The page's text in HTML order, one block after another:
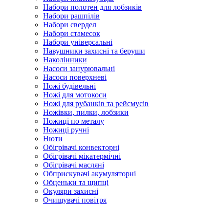
Набори полотен для лобзиків
Набори рашпілів
Набори свердел
Набори стамесок
Набори універсальні
Навушники захисні та беруши
Наколінники
Насоси занурювальні
Насоси поверхневі
Ножі будівельні
Ножі для мотокоси
Ножі для рубанків та рейсмусів
Ножівки, пилки, лобзики
Ножиці по металу
Ножиці ручні
Нюти
Обігрівачі конвекторні
Обігрівачі мікатермічні
Обігрівачі масляні
Обприскувачі акумуляторні
Обценьки та щипці
Окуляри захисні
Очищувачі повітря